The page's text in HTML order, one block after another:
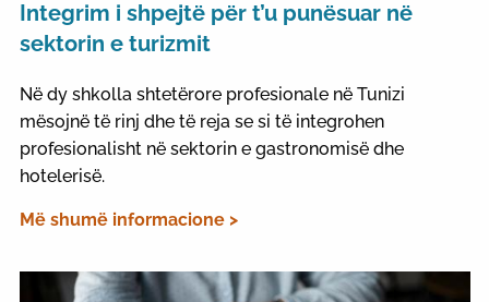
Integrim i shpejtë për t’u punësuar në
sektorin e turizmit
Në dy shkolla shtetërore profesionale në Tunizi
mësojnë të rinj dhe të reja se si të integrohen
profesionalisht në sektorin e gastronomisë dhe
hotelerisë.
Më shumë informacione >